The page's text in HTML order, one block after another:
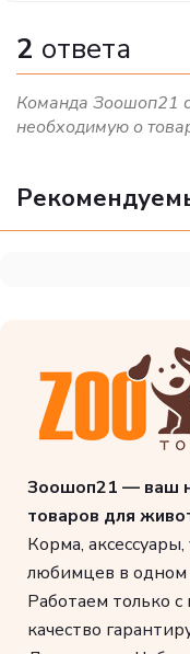
2 ответа
Команда Зоошоп21
необходимую о
Зоошоп21 — ваш
товаров для
Корма,
любимцев в одном
Работаем только
качество